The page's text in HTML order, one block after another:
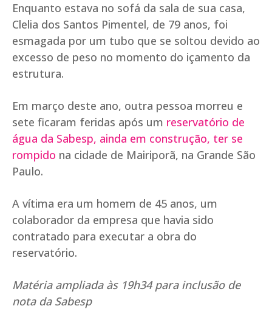
Enquanto estava no sofá da sala de sua casa,
Clelia dos Santos Pimentel, de 79 anos, foi
esmagada por um tubo que se soltou devido ao
excesso de peso no momento do içamento da
estrutura.
Em março deste ano, outra pessoa morreu e
sete ficaram feridas após um reservatório de
água da Sabesp, ainda em construção, ter se
rompido na cidade de Mairiporã, na Grande São
Paulo.
A vítima era um homem de 45 anos, um
colaborador da empresa que havia sido
contratado para executar a obra do
reservatório.
Matéria ampliada às 19h34 para inclusão de
nota da Sabesp